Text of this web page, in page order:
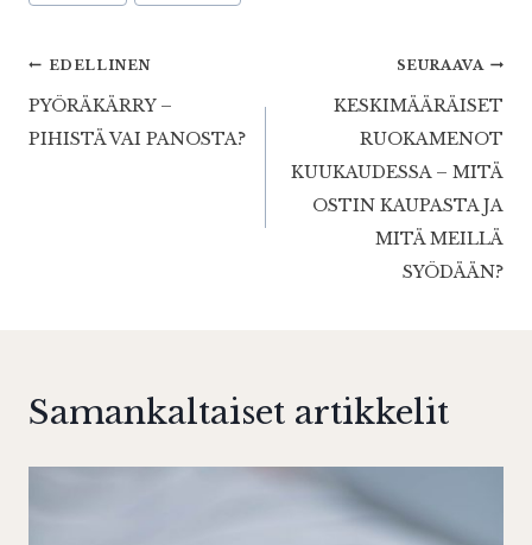
Artikkelien
selaus
EDELLINEN
PYÖRÄKÄRRY –
PIHISTÄ VAI PANOSTA?
SEURAAVA
KESKIMÄÄRÄISET
RUOKAMENOT
KUUKAUDESSA – MITÄ
OSTIN KAUPASTA JA
MITÄ MEILLÄ
SYÖDÄÄN?
Samankaltaiset artikkelit